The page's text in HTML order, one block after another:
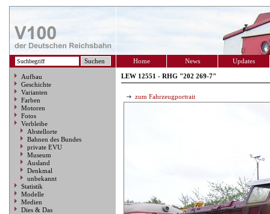
Home News Updates
Aufbau
Geschichte
Varianten
Farben
Motoren
Fotos
Verbleibe
Abstellorte
Bahnen des Bundes
private EVU
Museum
Ausland
Denkmal
unbekannt
Statistik
Modelle
Medien
Dies & Das
LEW 12551 - RHG "202 269-7"
zum Fahrzeugportrait